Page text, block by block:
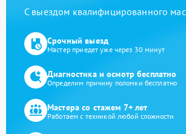
С выездом квалифицированного
Срочный выезд
Мастер приедет уже через 30 минут
Диагностика и осмотр бесплатно
Определим причину поломки бесплатно
Мастера со стажем 7+ лет
Работаем с техникой любой сложности